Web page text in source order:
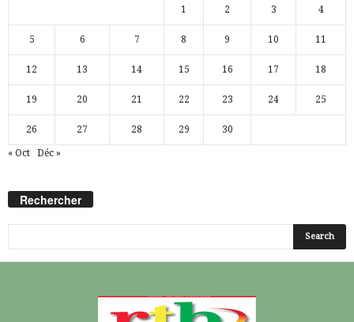
1 2 3 4
5 6 7 8 9 10 11
12 13 14 15 16 17 18
19 20 21 22 23 24 25
26 27 28 29 30
« Oct Déc »
Rechercher